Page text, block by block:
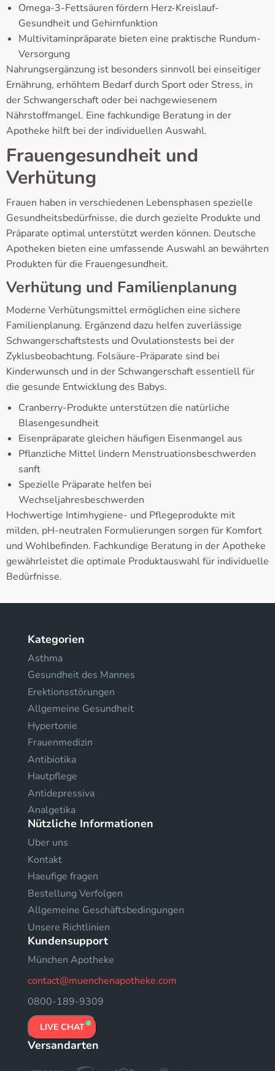
Omega-3-Fettsäuren fördern Herz-Kreislauf-
Gesundheit und Gehirnfunktion
Multivitaminpräparate bieten eine praktische Rundum-
Versorgung
Nahrungsergänzung ist besonders sinnvoll bei einseitiger
Ernährung, erhöhtem Bedarf durch Sport oder Stress, in
der Schwangerschaft oder bei nachgewiesenem
Nährstoffmangel. Eine fachkundige Beratung in der
Apotheke hilft bei der individuellen Auswahl.
Frauengesundheit und
Verhütung
Frauen haben in verschiedenen Lebensphasen spezielle
Gesundheitsbedürfnisse, die durch gezielte Produkte und
Präparate optimal unterstützt werden können. Deutsche
Apotheken bieten eine umfassende Auswahl an bewährten
Produkten für die Frauengesundheit.
Verhütung und Familienplanung
Moderne Verhütungsmittel ermöglichen eine sichere
Familienplanung. Ergänzend dazu helfen zuverlässige
Schwangerschaftstests und Ovulationstests bei der
Zyklusbeobachtung. Folsäure-Präparate sind bei
Kinderwunsch und in der Schwangerschaft essentiell für
die gesunde Entwicklung des Babys.
Cranberry-Produkte unterstützen die natürliche
Blasengesundheit
Eisenpräparate gleichen häufigen Eisenmangel aus
Pflanzliche Mittel lindern Menstruationsbeschwerden
sanft
Spezielle Präparate helfen bei
Wechseljahresbeschwerden
Hochwertige Intimhygiene- und Pflegeprodukte mit
milden, pH-neutralen Formulierungen sorgen für Komfort
und Wohlbefinden. Fachkundige Beratung in der Apotheke
gewährleistet die optimale Produktauswahl für individuelle
Bedürfnisse.
Kategorien
Asthma
Gesundheit des Mannes
Erektionsstörungen
Allgemeine Gesundheit
Hypertonie
Frauenmedizin
Antibiotika
Hautpflege
Antidepressiva
Analgetika
Nützliche Informationen
Uber uns
Kontakt
Haeufige fragen
Bestellung Verfolgen
Allgemeine Geschäftsbedingungen
Unsere Richtlinien
Kundensupport
München Apotheke
contact@muenchenapotheke.com
0800-189-9309
LIVE CHAT
Versandarten